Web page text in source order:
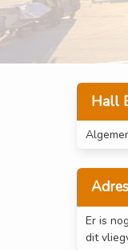
Hall
Er is
dit